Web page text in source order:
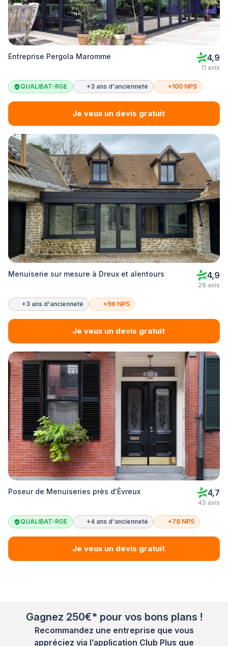
Entreprise Pergola Maromme 4,9
11 avis
QUALIBAT-RGE +3 ans d'ancienneté +100 NPS
Je veux un devis gratuit
Menuiserie sur mesure à Dreux et alentours 4,9
28 avis
+3 ans d'ancienneté +96 NPS
Je veux un devis gratuit
Poseur de Menuiseries près d'Évreux 4,7
45 avis
QUALIBAT-RGE +4 ans d'ancienneté +78 NPS
Je veux un devis gratuit
Gagnez 250€* pour vos bons plans !
Recommandez une entreprise que vous
appréciez via l’application Club Plus que